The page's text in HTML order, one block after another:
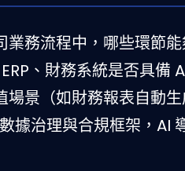
業務流程中，哪些環節
、財務系統是否具備
場景（如財務報表自動
據治理與合規框架，AI